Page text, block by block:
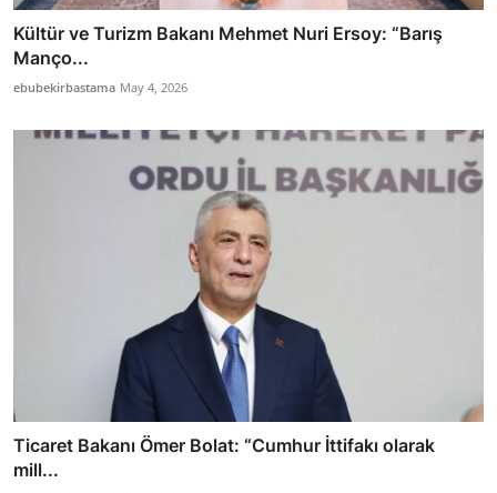
Kültür ve Turizm Bakanı Mehmet Nuri Ersoy: “Barış
Manço...
ebubekirbastama May 4, 2026
Ticaret Bakanı Ömer Bolat: “Cumhur İttifakı olarak
mill...